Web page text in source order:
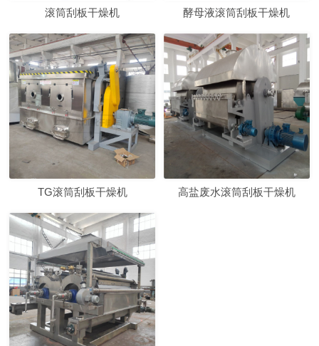
滚筒刮板干燥机 酵母液滚筒刮板干燥机
TG滚筒刮板干燥机 高盐废水滚筒刮板干燥机